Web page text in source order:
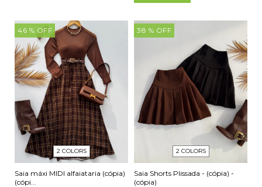
46 % OFF
2 COLORS
Saia máxi MIDI alfaiataria (cópia)
(cópi...
38 % OFF
2 COLORS
Saia Shorts Plissada - (cópia) -
(cópia)